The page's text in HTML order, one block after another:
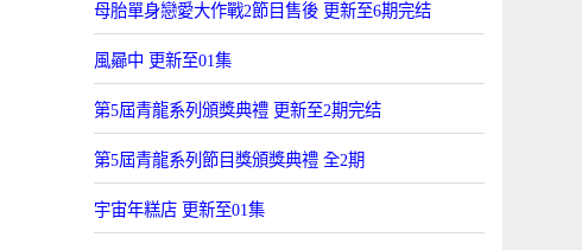
母胎單身戀愛大作戰2節目售後 更新至6期完结
風曏中 更新至01集
第5屆青龍系列頒獎典禮 更新至2期完结
第5屆青龍系列節目獎頒獎典禮 全2期
宇宙年糕店 更新至01集